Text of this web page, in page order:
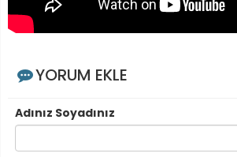
YORUM EKLE
Adınız Soyadınız